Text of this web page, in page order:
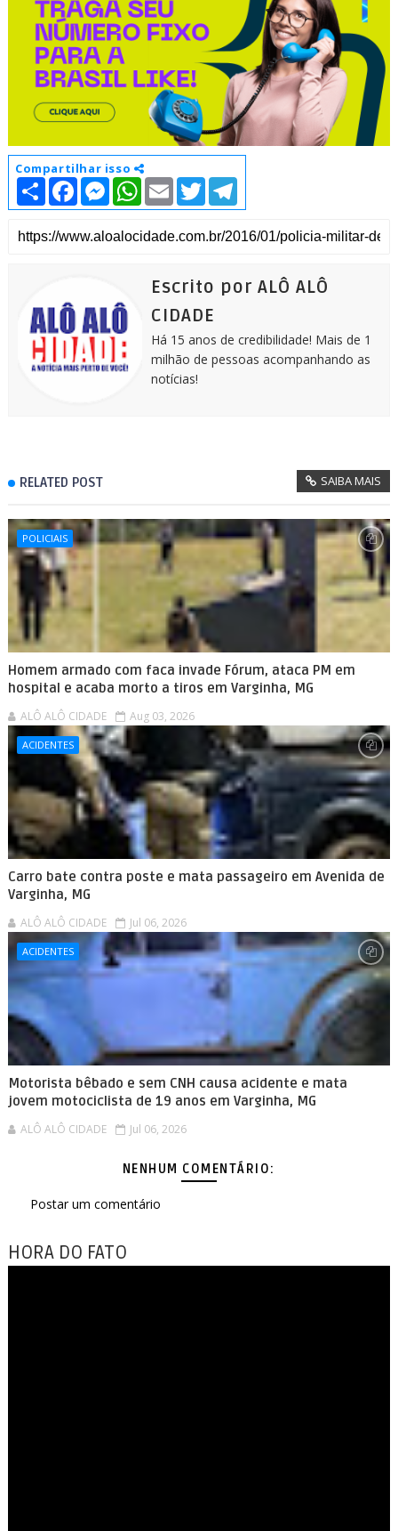
Compartilhar isso
S
h
a
e
F
c
b
M
e
s
e
W
h
a
t
s
E
m
a
l
T
i
t
t
T
l
e
g
m
Escrito por ALÔ ALÔ
CIDADE
Há 15 anos de credibilidade! Mais de 1
milhão de pessoas acompanhando as
notícias!
RELATED POST SAIBA MAIS
POLICIAIS
Homem armado com faca invade Fórum, ataca PM em
hospital e acaba morto a tiros em Varginha, MG
ALÔ ALÔ CIDADE Aug 03, 2026
ACIDENTES
Carro bate contra poste e mata passageiro em Avenida de
Varginha, MG
ALÔ ALÔ CIDADE Jul 06, 2026
ACIDENTES
Motorista bêbado e sem CNH causa acidente e mata
jovem motociclista de 19 anos em Varginha, MG
ALÔ ALÔ CIDADE Jul 06, 2026
NENHUM COMENTÁRIO:
Postar um comentário
HORA DO FATO